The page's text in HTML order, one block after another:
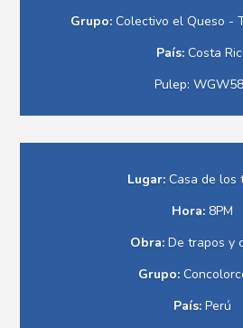
Grupo: Colectivo el Queso -
País:Costa
Pulep:
Lugar: Casa de los
Hora: 8PM
Obra:De trapos y
Grupo:
País: Perú